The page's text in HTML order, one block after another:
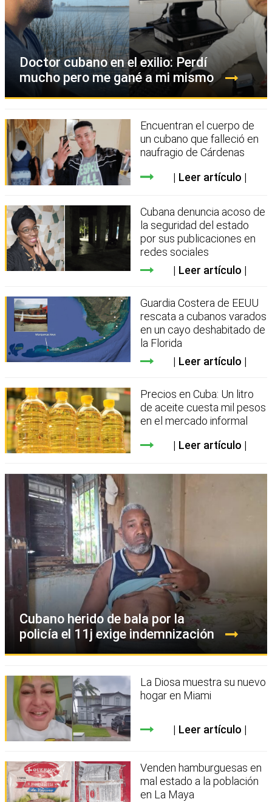
Doctor cubano en el exilio: Perdí
mucho pero me gané a mi mismo
Encuentran el cuerpo de
un cubano que falleció en
naufragio de Cárdenas
Leer artículo
Cubana denuncia acoso de
la seguridad del estado
por sus publicaciones en
redes sociales
Leer artículo
Guardia Costera de EEUU
rescata a cubanos varados
en un cayo deshabitado de
la Florida
Leer artículo
Precios en Cuba: Un litro
de aceite cuesta mil pesos
en el mercado informal
Leer artículo
Cubano herido de bala por la
policía el 11j exige indemnización
La Diosa muestra su nuevo
hogar en Miami
Leer artículo
Venden hamburguesas en
mal estado a la población
en La Maya